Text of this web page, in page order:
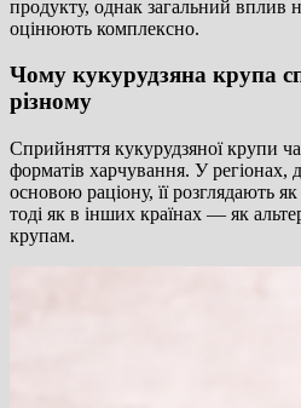
продукту, однак загальний вплив
оцінюють комплексно.
Чому кукурудзяна крупа
різному
Сприйняття кукурудзяної крупи
форматів харчування. У регіонах,
основою раціону, її розглядають
тоді як в інших країнах — як
крупам.